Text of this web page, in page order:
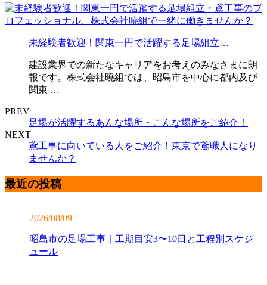
未経験者歓迎！関東一円で活躍する足場組立…
建設業界での新たなキャリアをお考えのみなさまに朗
報です。株式会社曉組では、昭島市を中心に都内及び
関東 …
PREV
足場が活躍するあんな場所・こんな場所をご紹介！
NEXT
鳶工事に向いている人をご紹介！東京で鳶職人になり
ませんか？
最近の投稿
2026/08/09
昭島市の足場工事｜工期目安3〜10日と工程別スケジ
ュール